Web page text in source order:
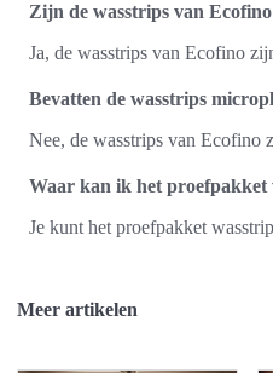
Zijn de wasstrips van
Ja, de wasstrips van Ecofino
Bevatten de wasstrips
Nee, de wasstrips van Ecofino
Waar kan ik het proefpakket
Je kunt het proefpakket
Meer artikelen